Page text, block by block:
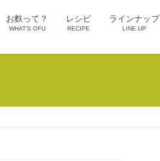
お麩って？
WHAT’S OFU
レシピ
RECIPE
ラインナップ
LINE UP